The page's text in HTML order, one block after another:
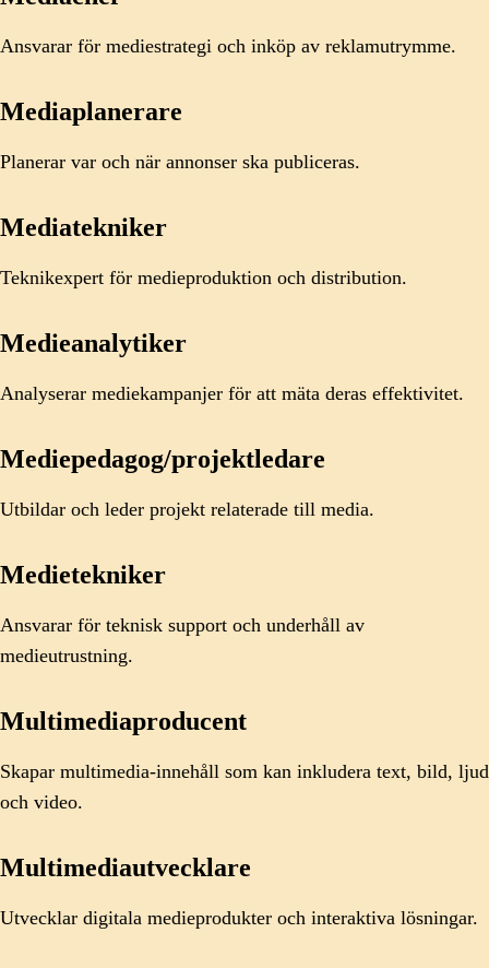
Ansvarar för mediestrategi och inköp av reklamutrymme.
Mediaplanerare
Planerar var och när annonser ska publiceras.
Mediatekniker
Teknikexpert för medieproduktion och distribution.
Medieanalytiker
Analyserar mediekampanjer för att mäta deras effektivitet.
Mediepedagog/projektledare
Utbildar och leder projekt relaterade till media.
Medietekniker
Ansvarar för teknisk support och underhåll av
medieutrustning.
Multimediaproducent
Skapar multimedia-innehåll som kan inkludera text, bild, ljud
och video.
Multimediautvecklare
Utvecklar digitala medieprodukter och interaktiva lösningar.